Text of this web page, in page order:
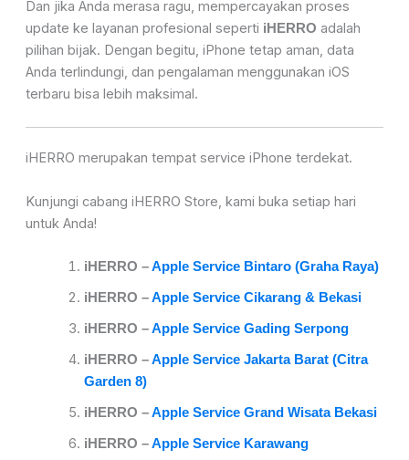
Dan jika Anda merasa ragu, mempercayakan proses
update ke layanan profesional seperti iHERRO adalah
pilihan bijak. Dengan begitu, iPhone tetap aman, data
Anda terlindungi, dan pengalaman menggunakan iOS
terbaru bisa lebih maksimal.
iHERRO merupakan tempat service iPhone terdekat.
Kunjungi cabang iHERRO Store, kami buka setiap hari
untuk Anda!
iHER RO –Apple Service Bintaro (Graha Raya)
iHERRO –Apple Service Cikarang & Bekasi
iHERRO –Apple Service Gading Serpong
iHERRO –Apple Service Jakarta Barat (Citra
Garden 8)
iHERRO –Apple Service Grand Wisata Bekasi
iHERRO –Apple Service Karawang